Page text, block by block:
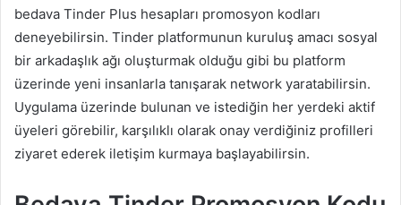
bedava Tinder Plus hesapları promosyon kodları
deneyebilirsin. Tinder platformunun kuruluş amacı sosyal
bir arkadaşlık ağı oluşturmak olduğu gibi bu platform
üzerinde yeni insanlarla tanışarak network yaratabilirsin.
Uygulama üzerinde bulunan ve istediğin her yerdeki aktif
üyeleri görebilir, karşılıklı olarak onay verdiğiniz profilleri
ziyaret ederek iletişim kurmaya başlayabilirsin.